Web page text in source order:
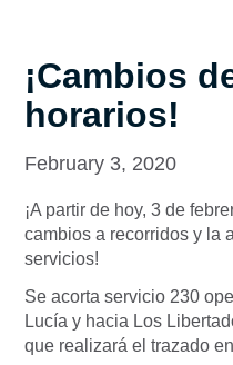
¡Cambios
horarios!
February 3, 2020
¡A partir de hoy, 3 de
cambios a recorridos y la
servicios!
Se acorta servicio 230
Lucía y hacia Los
que realizará el trazado